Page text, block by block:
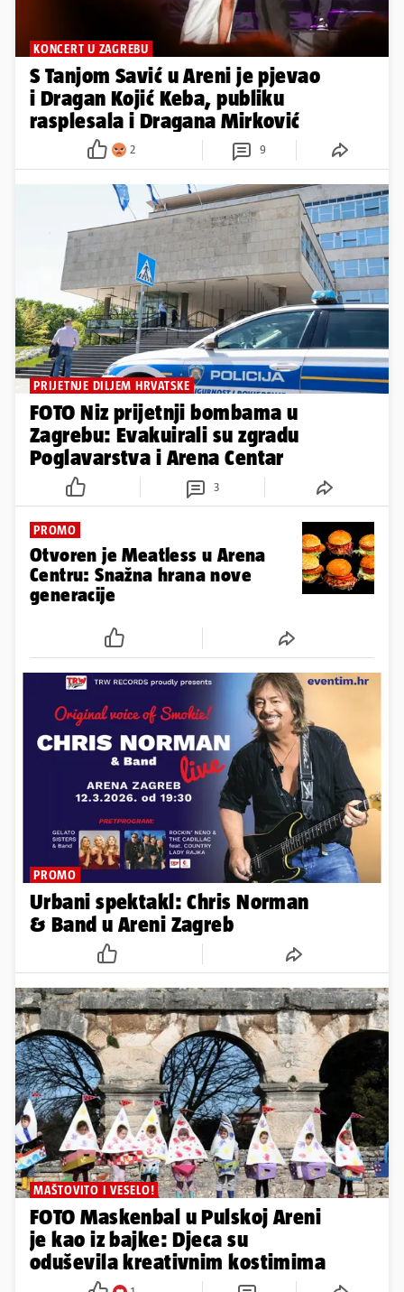
KONCERT U ZAGREBU
S Tanjom Savić u Areni je pjevao
i Dragan Kojić Keba, publiku
rasplesala i Dragana Mirković
2 9
PRIJETNJE DILJEM HRVATSKE
FOTO Niz prijetnji bombama u
Zagrebu: Evakuirali su zgradu
Poglavarstva i Arena Centar
3
PROMO
Otvoren je Meatless u Arena
Centru: Snažna hrana nove
generacije
PROMO
Urbani spektakl: Chris Norman
& Band u Areni Zagreb
MAŠTOVITO I VESELO!
FOTO Maskenbal u Pulskoj Areni
je kao iz bajke: Djeca su
oduševila kreativnim kostimima